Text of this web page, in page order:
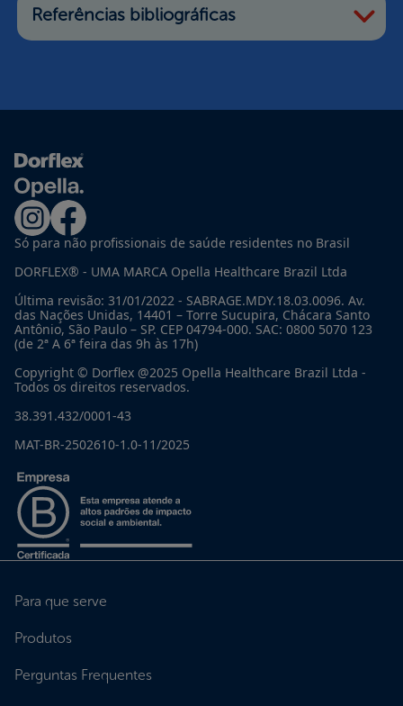
Referências bibliográficas
Só para não profissionais de saúde residentes no Brasil
DORFLEX® - UMA MARCA Opella Healthcare Brazil Ltda
Última revisão: 31/01/2022 - SABRAGE.MDY.18.03.0096. Av.
das Nações Unidas, 14401 – Torre Sucupira, Chácara Santo
Antônio, São Paulo – SP. CEP 04794-000. SAC: 0800 5070 123
(de 2ª A 6ª feira das 9h às 17h)
Copyright © Dorflex @2025 Opella Healthcare Brazil Ltda -
Todos os direitos reservados.
38.391.432/0001-43
MAT-BR-2502610-1.0-11/2025
Para que serve
Produtos
Perguntas Frequentes